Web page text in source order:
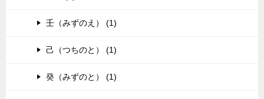
壬（みずのえ） (1)
己（つちのと） (1)
癸（みずのと） (1)